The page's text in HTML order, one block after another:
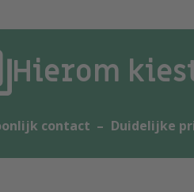
Hierom
contact – Duidelijke